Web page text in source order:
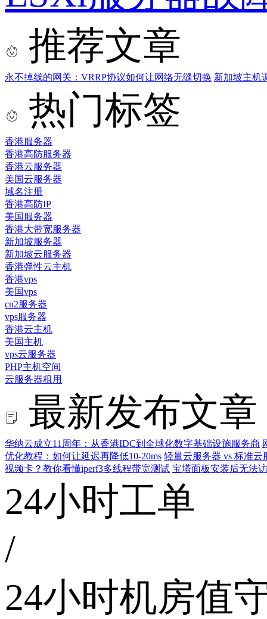
推荐文章
永不掉线的网关：VRRP协议如何让网络无缝切换 新加坡主机
热门标签
香港服务器
香港高防服务器
香港云服务器
美国云服务器
域名注册
香港高防IP
美国服务器
香港大带宽服务器
新加坡服务器
新加坡云服务器
香港弹性云主机
香港vps
美国vps
cn2服务器
vps服务器
香港云主机
美国主机
vps云服务器
PHP主机空间
云服务器租用
最新发布文章
华纳云成立11周年：从香港IDC到全球化数字基础设施服务商
优化教程：如何让延迟再降低10-20ms 轻量云服务器 vs 标准
视频卡？教你看懂iperf3多线程带宽测试 宝塔面板安装后无法
24小时工单
/
24小时机房值